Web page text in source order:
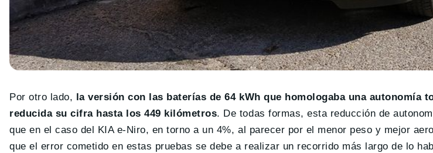
Por otro lado,
la versión con las baterías de 64 kWh que homologaba una autonomía
reducida su cifra hasta los 449 kilómetros. De todas formas, esta reducción de
que en el caso del KIA e-Niro, en torno a un 4%, al parecer por el menor peso y mejor
que el error cometido en estas pruebas se debe a realizar un recorrido más largo de lo